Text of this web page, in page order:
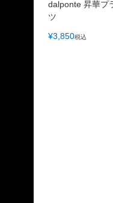
dalponte 昇華プ
ツ
¥3,850税込